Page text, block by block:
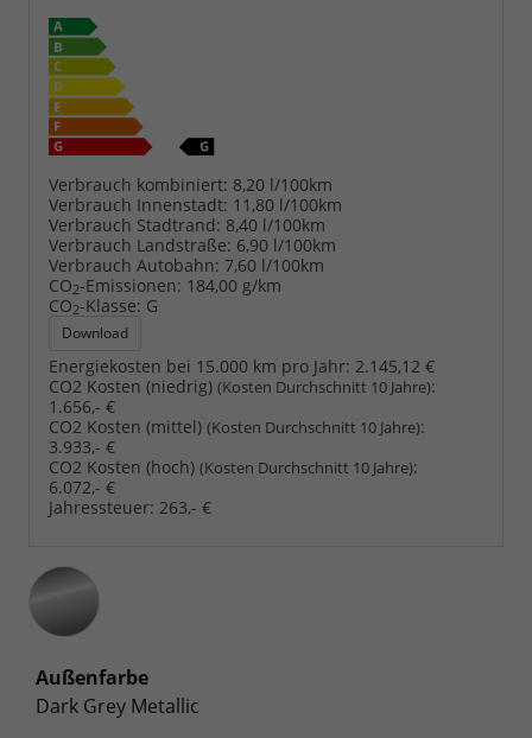
Verbrauch kombiniert: 8,20 l/100km
Verbrauch Innenstadt: 11,80 l/100km
Verbrauch Stadtrand: 8,40 l/100km
Verbrauch Landstraße: 6,90 l/100km
Verbrauch Autobahn: 7,60 l/100km
CO2-Emissionen: 184,00 g/km
CO2-Klasse: G
Download
Energiekosten bei 15.000 km pro Jahr: 2.145,12 €
CO2 Kosten (niedrig) (Kosten Durchschnitt 10 Jahre):
1.656,- €
CO2 Kosten (mittel) (Kosten Durchschnitt 10 Jahre):
3.933,- €
CO2 Kosten (hoch) (Kosten Durchschnitt 10 Jahre):
6.072,- €
Jahressteuer: 263,- €
Außenfarbe
Dark Grey Metallic